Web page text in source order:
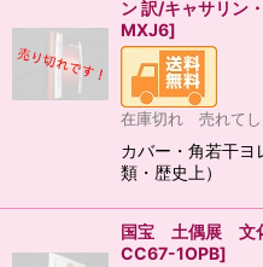
ン 訳/キャサリン
MXJ6]
在庫切れ 売れてし
カバー・角若干
類・歴史上）
国宝 土偶展 文
CC67-1OPB]